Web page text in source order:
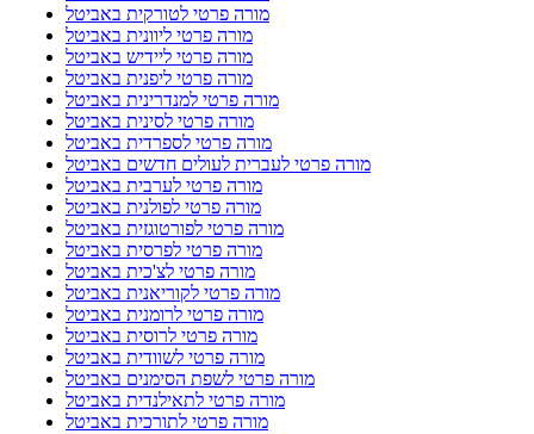
מורה פרטי לטורקית באביטל
מורה פרטי ליוונית באביטל
מורה פרטי ליידיש באביטל
מורה פרטי ליפנית באביטל
מורה פרטי למנדרינית באביטל
מורה פרטי לסינית באביטל
מורה פרטי לספרדית באביטל
מורה פרטי לעברית לעולים חדשים באביטל
מורה פרטי לערבית באביטל
מורה פרטי לפולנית באביטל
מורה פרטי לפורטוגזית באביטל
מורה פרטי לפרסית באביטל
מורה פרטי לצ'כית באביטל
מורה פרטי לקוריאנית באביטל
מורה פרטי לרומנית באביטל
מורה פרטי לרוסית באביטל
מורה פרטי לשוודית באביטל
מורה פרטי לשפת הסימנים באביטל
מורה פרטי לתאילנדית באביטל
מורה פרטי לתורכית באביטל